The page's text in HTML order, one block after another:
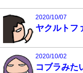
2020/10/07
ヤクルトフ
2020/10/02
コブラみ